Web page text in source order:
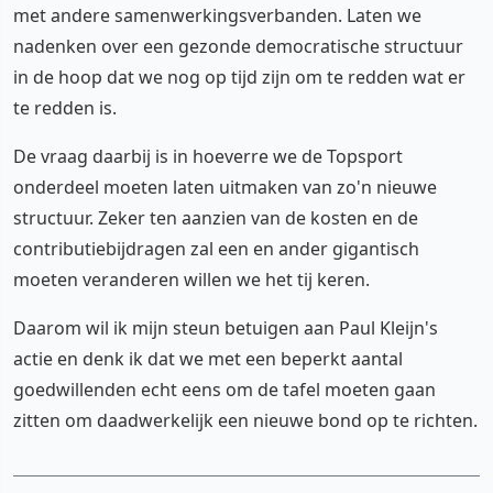
met andere samenwerkingsverbanden. Laten we
nadenken over een gezonde democratische structuur
in de hoop dat we nog op tijd zijn om te redden wat er
te redden is.
De vraag daarbij is in hoeverre we de Topsport
onderdeel moeten laten uitmaken van zo'n nieuwe
structuur. Zeker ten aanzien van de kosten en de
contributiebijdragen zal een en ander gigantisch
moeten veranderen willen we het tij keren.
Daarom wil ik mijn steun betuigen aan Paul Kleijn's
actie en denk ik dat we met een beperkt aantal
goedwillenden echt eens om de tafel moeten gaan
zitten om daadwerkelijk een nieuwe bond op te richten.